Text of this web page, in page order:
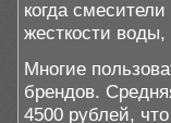
когда
жесткости
Многие
брендов.
4500 рублей,